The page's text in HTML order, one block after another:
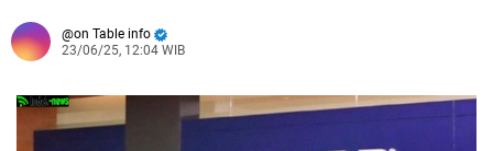
on Table info
23/06/25, 12:04 WIB